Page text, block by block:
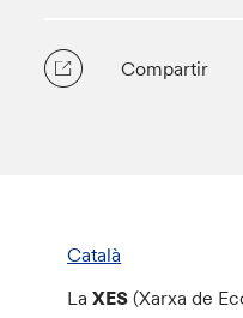
Compartir
Català
La XES(Xarxa de